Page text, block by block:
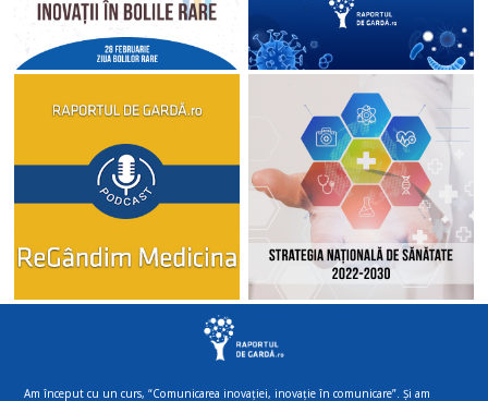
Am început cu un curs, “Comunicarea inovației, inovație în comunicare”. Și am